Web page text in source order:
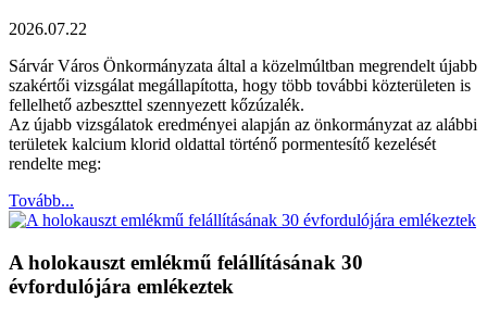
2026.07.22
Sárvár Város Önkormányzata által a közelmúltban megrendelt újabb
szakértői vizsgálat megállapította, hogy több további közterületen is
fellelhető azbeszttel szennyezett kőzúzalék.
Az újabb vizsgálatok eredményei alapján az önkormányzat az alábbi
területek kalcium klorid oldattal történő pormentesítő kezelését
rendelte meg:
Tovább...
A holokauszt emlékmű felállításának 30
évfordulójára emlékeztek